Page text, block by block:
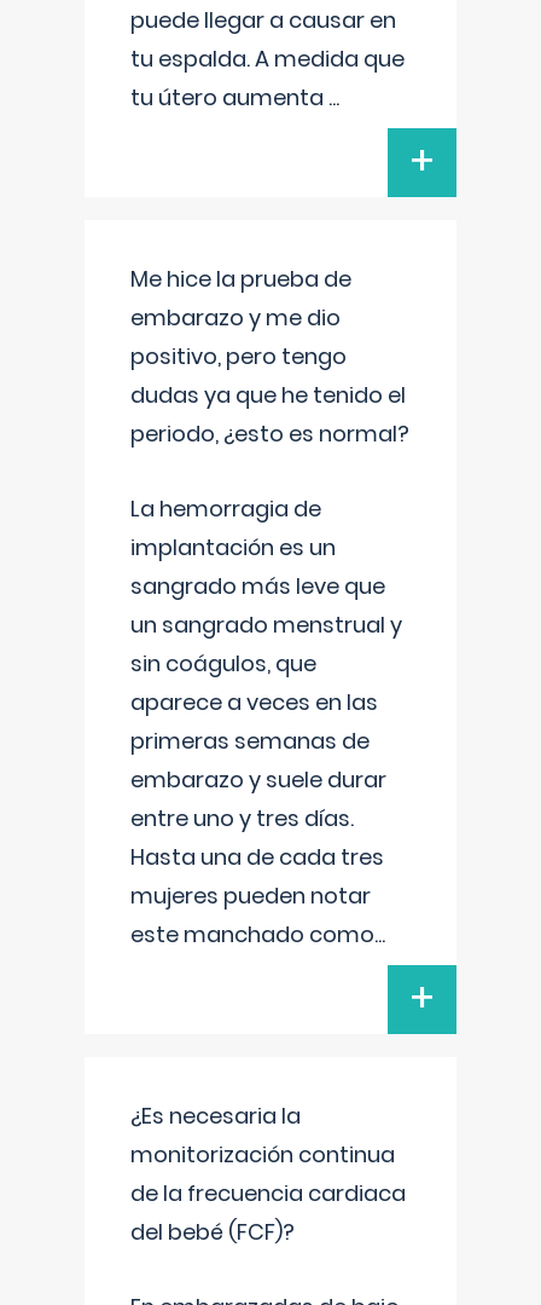
puede llegar a causar en
tu espalda. A medida que
tu útero aumenta ...
+
Me hice la prueba de
embarazo y me dio
positivo, pero tengo
dudas ya que he tenido el
periodo, ¿esto es normal?
La hemorragia de
implantación es un
sangrado más leve que
un sangrado menstrual y
sin coágulos, que
aparece a veces en las
primeras semanas de
embarazo y suele durar
entre uno y tres días.
Hasta una de cada tres
mujeres pueden notar
este manchado como...
+
¿Es necesaria la
monitorización continua
de la frecuencia cardiaca
del bebé (FCF)?